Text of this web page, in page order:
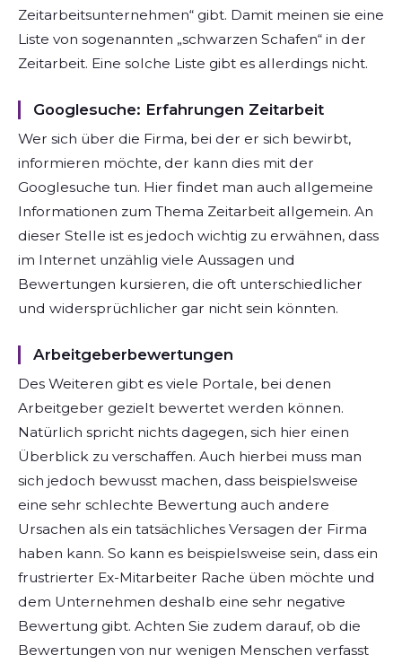
Zeitarbeitsunternehmen“ gibt. Damit meinen sie eine
Liste von sogenannten „schwarzen Schafen“ in der
Zeitarbeit. Eine solche Liste gibt es allerdings nicht.
Googlesuche: Erfahrungen Zeitarbeit
Wer sich über die Firma, bei der er sich bewirbt,
informieren möchte, der kann dies mit der
Googlesuche tun. Hier findet man auch allgemeine
Informationen zum Thema Zeitarbeit allgemein. An
dieser Stelle ist es jedoch wichtig zu erwähnen, dass
im Internet unzählig viele Aussagen und
Bewertungen kursieren, die oft unterschiedlicher
und widersprüchlicher gar nicht sein könnten.
Arbeitgeberbewertungen
Des Weiteren gibt es viele Portale, bei denen
Arbeitgeber gezielt bewertet werden können.
Natürlich spricht nichts dagegen, sich hier einen
Überblick zu verschaffen. Auch hierbei muss man
sich jedoch bewusst machen, dass beispielsweise
eine sehr schlechte Bewertung auch andere
Ursachen als ein tatsächliches Versagen der Firma
haben kann. So kann es beispielsweise sein, dass ein
frustrierter Ex-Mitarbeiter Rache üben möchte und
dem Unternehmen deshalb eine sehr negative
Bewertung gibt. Achten Sie zudem darauf, ob die
Bewertungen von nur wenigen Menschen verfasst